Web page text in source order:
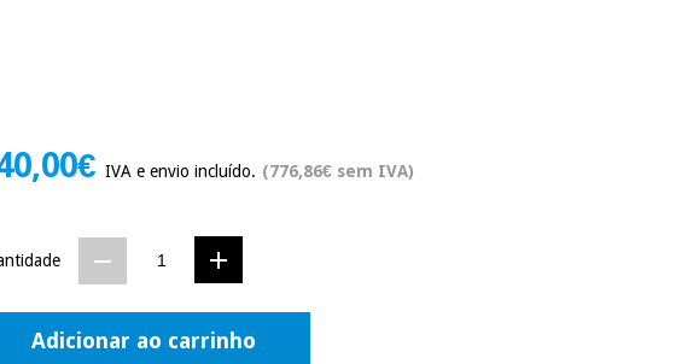
IVA e envio incluído. (776,86€ sem IVA)
Adicionar ao carrinho